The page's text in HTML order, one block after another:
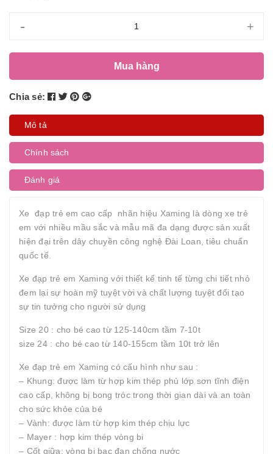
- +
Mua hàng
Chia sẻ:
Mô tả
Chính sách
Đánh giá
Xe đạp trẻ em cao cấp nhãn hiệu Xaming là dòng xe trẻ
em với nhiều mầu sắc và mẫu mã đa dạng được sản xuất
hiện đại trên dây chuyền công nghệ Đài Loan, tiêu chuẩn
quốc tế.
Xe đạp trẻ em Xaming với thiết kế tinh tế từng chi tiết nhỏ
đem lại sự hoàn mỹ tuyệt vời và chất lượng tuyệt đối tạo
sự tin tưởng cho người sử dụng
Size 20 : cho bé cao từ 125-140cm tầm 7-10t
size 24 : cho bé cao từ 140-155cm tầm 10t trở lên
Xe đạp trẻ em Xaming có cấu hình như sau :
– Khung: được làm từ hợp kim thép phủ lớp sơn tĩnh điện
cao cấp, không bị bong tróc trong thời gian dài và an toàn
cho sức khỏe của bé
– Vành: được làm từ hợp kim thép chịu lực
– Mayer : hợp kim thép vòng bi
– Cốt giữa: vòng bi bạc đạn chống nước